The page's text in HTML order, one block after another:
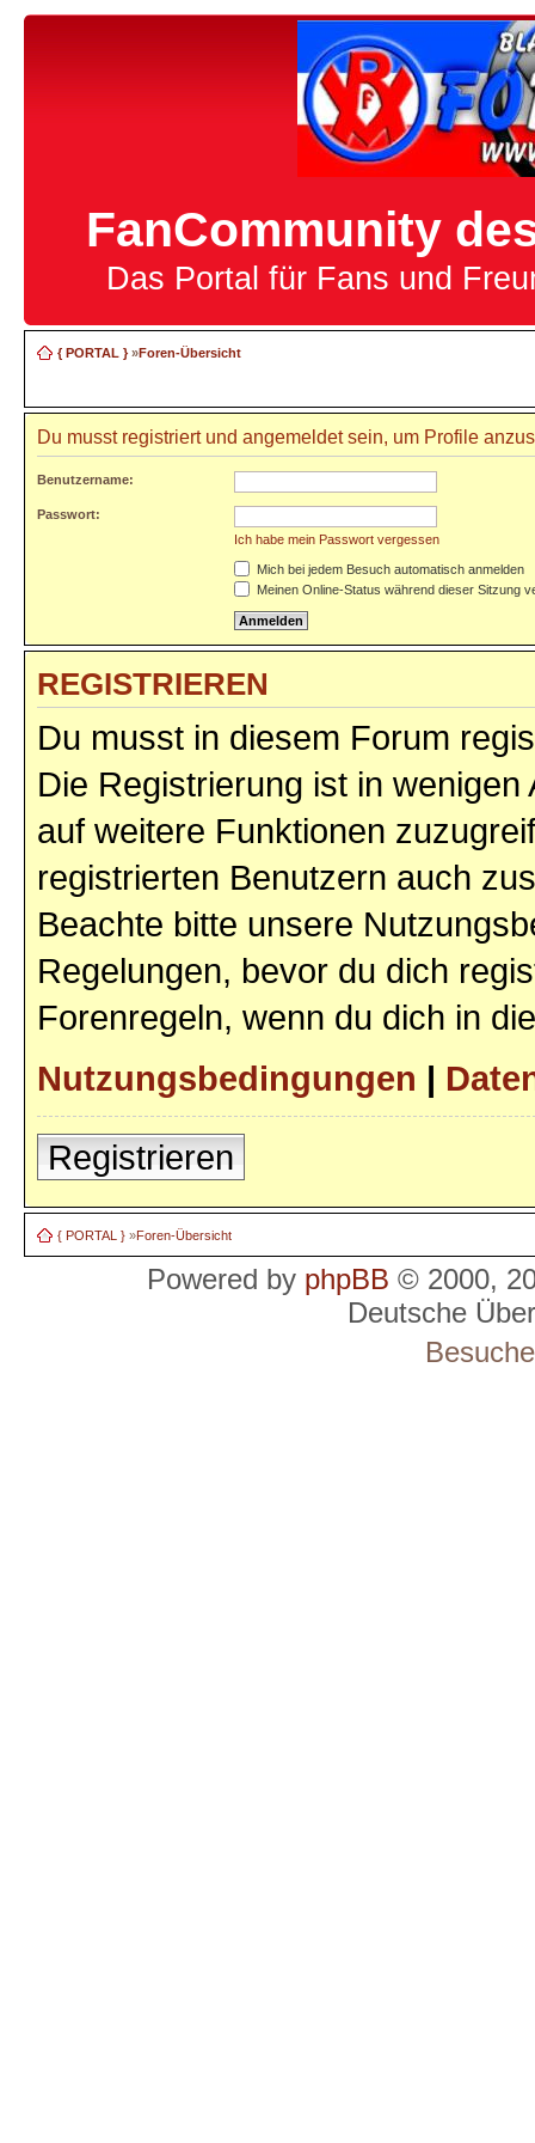
FanCommunity
Das Portal für Fans und
{ PORTAL }»Foren-Übersicht
Du musst registriert und angemeldet sein, um Profile
Benutzername:
Passwort:
Ich habe mein Passwort vergessen
Mich bei jedem Besuch automatisch anmelden
Meinen Online-Status während dieser Sitzung
REGISTRIEREN
Du musst in diesem Forum
Die Registrierung ist in
auf weitere Funktionen
registrierten Benutzern auch
Beachte bitte unsere
Regelungen, bevor du dich
Forenregeln, wenn du dich in
Nutzungsbedingungen |
Registrieren
{ PORTAL } »Foren-Übersicht
Powered by phpBB © 2000,
Deutsche